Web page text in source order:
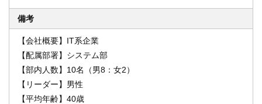
備考
【会社概要】IT系企業
【配属部署】システム部
【部内人数】10名（男8：女2）
【リーダー】男性
【平均年齢】40歳